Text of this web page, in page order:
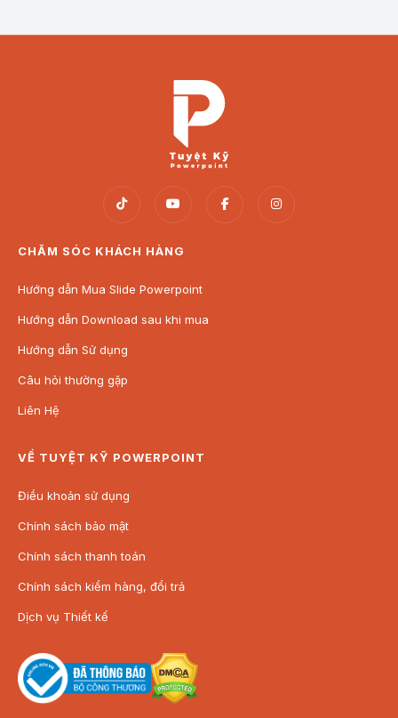
CHĂM SÓC KHÁCH HÀNG
Hướng dẫn Mua Slide Powerpoint
Hướng dẫn Download sau khi mua
Hướng dẫn Sử dụng
Câu hỏi thường gặp
Liên Hệ
VỀ TUYỆT KỸ POWERPOINT
Điều khoản sử dụng
Chính sách bảo mật
Chính sách thanh toán
Chính sách kiểm hàng, đổi trả
Dịch vụ Thiết kế